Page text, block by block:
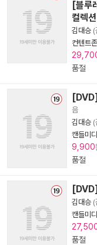
[블루
컬렉션
김대승 (
컨텐트존
품절
음
김대승 (
캔들미
9,900
품절
김대승 (
캔들미
품절